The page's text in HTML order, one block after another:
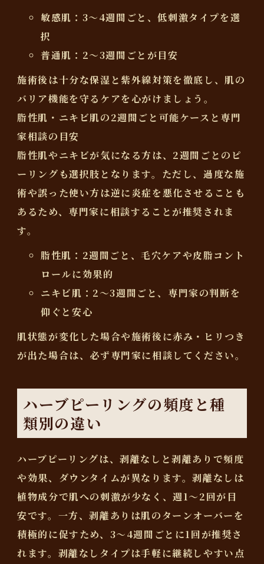
敏感肌：3〜4週間ごと、低刺激タイプを選
択
普通肌：2〜3週間ごとが目安
施術後は十分な保湿と紫外線対策を徹底し、肌の
バリア機能を守るケアを心がけましょう。
脂性肌・ニキビ肌の2週間ごと可能ケースと専門
家相談の目安
脂性肌やニキビが気になる方は、 2週間ごと のピ
ーリングも選択肢となります。ただし、過度な施
術や誤った使い方は逆に炎症を悪化させることも
あるため、 専門家に相談することが推奨されま
す。
脂性肌：2週間ごと、毛穴ケアや皮脂コント
ロールに効果的
ニキビ肌：2〜3週間ごと、専門家の判断を
仰ぐと安心
肌状態が変化した場合や施術後に赤み・ヒリつき
が出た場合は、必ず専門家に相談してください。
ハーブピーリングの頻度と種
類別の違い
ハーブピーリングは、剥離なしと剥離ありで頻度
や効果、ダウンタイムが異なります。剥離なしは
植物成分で肌への刺激が少なく、週1～2回が目
安です。一方、剥離ありは肌のターンオーバーを
積極的に促すため、3～4週間ごとに1回が推奨さ
れます。剥離なしタイプは手軽に継続しやすい点